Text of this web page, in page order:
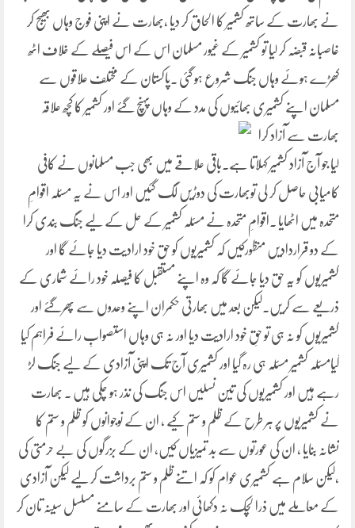
نے بھارت کے ساتھ کشمیر کا الحاق کر دیا ،بھارت نے اپنی فوج وہاں بھیج کر
غاصبانہ قبضہ کر لیا تو کشمیر کے غیور مسلمان اس کے اس فیصلے کے خلاف اٹھ
کھڑے ہوئے وہاں جنگ شروع ہو گئی ۔پاکستان کے مختلف علاقوں سے
مسلمان اپنے کشمیری بھائیوں کی مدد کے وہاں پہنچ گئے اور کشمیر کا کچھ علاقہ
بھارت سے آزاد کرا
لیا جو آج آزاد کشمیر کہلاتا ہے۔باقی علاقے میں بھی جب مسلمانوں نے کافی
کامیابی حاصل کر لی توبھارت کی دوڑیں لگ گئیں اور اس نے یہ مسئلہ اقوامِ
متحدہ میں اٹھایا ۔اقوامِ متحدہ نے مسئلہ کشمیر کے حل کے لیے جنگ بندی کرا
کے دو قراردادیں منظورکیں کہ کشمیریوں کو حق خود ارادیت دیا جائے گا اور
کشمیریوں کو یہ حق دیا جائے گا کہ وہ اپنے مستقبل کا فیصلہ خود رائے شماری کے
ذریعے سے کریں۔لیکن بعد میں بھارتی حکمران اپنے وعدوں سے پھرگئے اور
کشمیریوں کو نہ ہی تو حقِ خود ارادیت دیا اور نہ ہی وہاں استصوابِ رائے فراہم کیا
گیامسئلہ کشمیر مسئلہ ہی رہ گیا اور کشمیری آج تک اپنی آزادی کے لیے جنگ لڑ
رہے ہیں اور کشمیریوں کی تین نسلیں اس جنگ کی نذر ہو چکی ہیں ۔ بھارت
نے کشمیریوں پر ہر طرح کے ظلم و ستم کیے ، ان کے نوجوانوں کو ظلم و ستم کا
نشانہ بنایا ، ان کی عورتوں سے بد تمیزیاں کیں، ان کے بزرگوں کی بے حرمتی کی
،لیکن سلام ہے کشمیری عوام کو کہ اتنے ظلم و ستم برداشت کر لیے لیکن آزادی
کے معاملے میں ذرا لچک نہ دکھائی اور بھارت کے سامنے مسلسل سینہ تان کر